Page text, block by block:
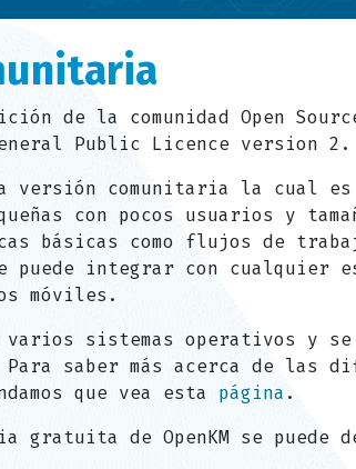
de la comunidad Open
Public Licence version 2.
versión comunitaria la cual
con pocos usuarios y
básicas como flujos de
puede integrar con cualquier
móviles.
varios sistemas operativos y
Para saber más acerca de las
que vea esta página .
gratuita de OpenKM se puede